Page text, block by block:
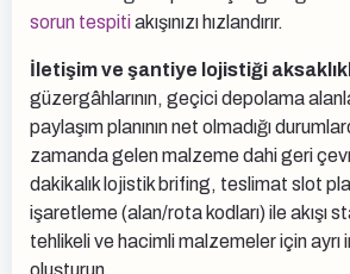
sorun tespitiakışınızı hızlandırır.
İletişim ve şantiye lojistiği
güzergâhlarının, geçici depolama
paylaşım planının net olmadığı
zamanda gelen malzeme dahi geri
dakikalık lojistik brifing, teslimat slot
işaretleme (alan/rota kodları) ile akışı
tehlikeli ve hacimli malzemeler için ayrı
oluşturun.